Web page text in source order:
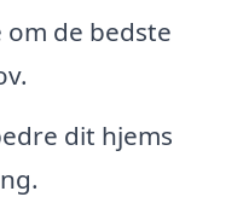
om de bedste
dit hjems